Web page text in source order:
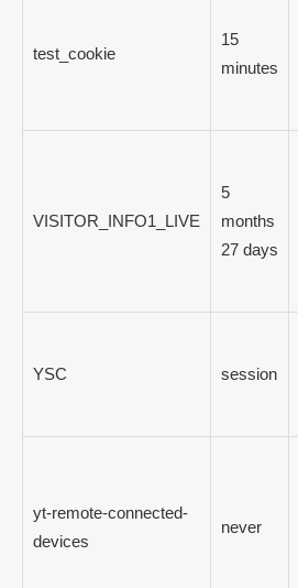
test_cookie
15
minutes
VISITOR_INFO1_LIVE
5
months
27 days
YSC session
yt-remote-connected-
devices
never